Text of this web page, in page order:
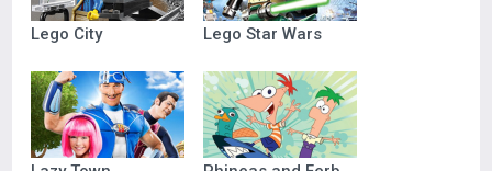
Lego City Lego Star Wars